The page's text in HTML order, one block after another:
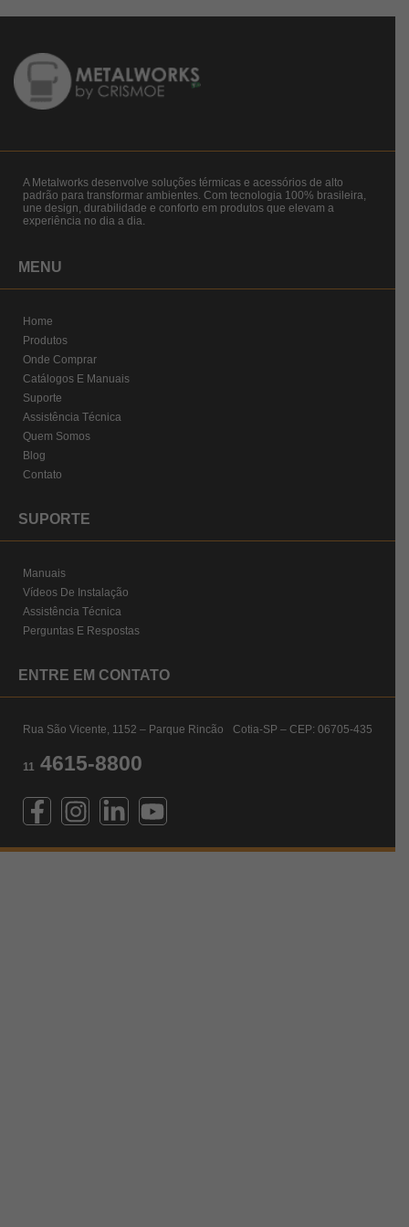
A Metalworks desenvolve soluções térmicas e acessórios de alto
padrão para transformar ambientes. Com tecnologia 100% brasileira,
une design, durabilidade e conforto em produtos que elevam a
experiência no dia a dia.
MENU
Home
Produtos
Onde Comprar
Catálogos E Manuais
Suporte
Assistência Técnica
Quem Somos
Blog
Contato
SUPORTE
Manuais
Vídeos De Instalação
Assistência Técnica
Perguntas E Respostas
ENTRE EM CONTATO
Rua São Vicente, 1152 – Parque Rincão Cotia-SP – CEP: 06705-435
11 4615-8800